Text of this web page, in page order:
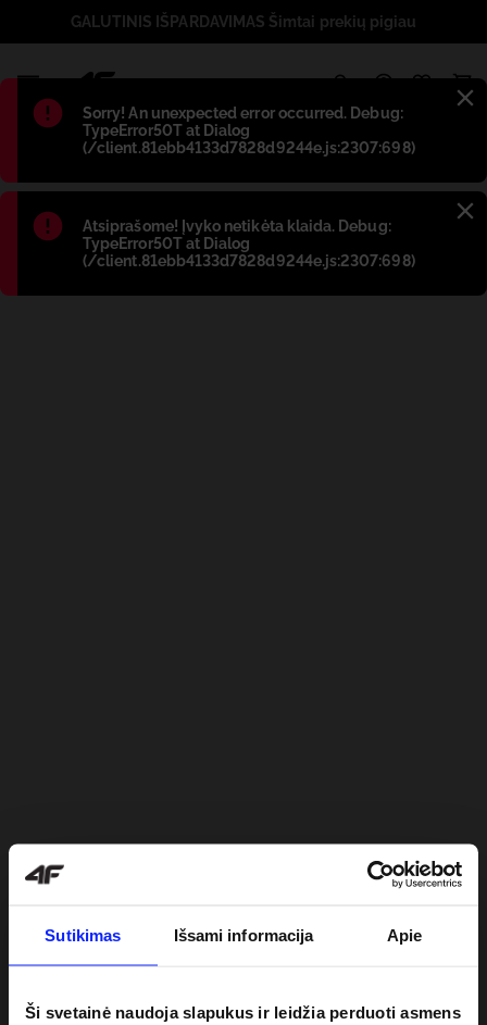
Sutikimas Išsami informacija Apie
Ši svetainė naudoja slapukus ir leidžia perduoti asmens
Błąd:
Sorry! An unexpected error occurred. Debug:
TypeError50T at Dialog
(/client.81ebb4133d7828d9244e.js:2307:698)
Błąd:
Atsiprašome! Įvyko netikėta klaida. Debug:
TypeError50T at Dialog
(/client.81ebb4133d7828d9244e.js:2307:698)
GALUTINIS IŠPARDAVIMAS Šimtai prekių pigiau